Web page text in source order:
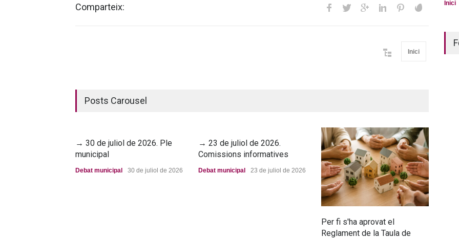
Comparteix:
Inici
Posts Carousel
→ 30 de juliol de 2026. Ple
municipal
Debat municipal 30 de juliol de 2026
→ 23 de juliol de 2026.
Comissions informatives
Debat municipal 23 de juliol de 2026
Per fi s'ha aprovat el
Reglament de la Taula de
Inici